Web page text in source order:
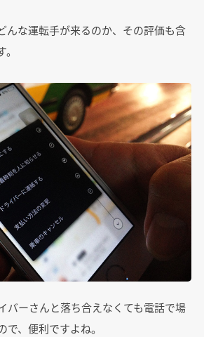
んな運転手が来るのか、その評価も含
バーさんと落ち合えなくても電話で場
、便利ですよね。